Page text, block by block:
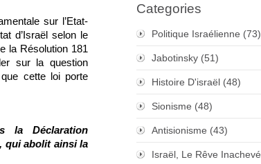
sur l’Etat-
d’Israël selon le
la Résolution 181
sur la question
cette loi porte
la Déclaration
qui abolit ainsi la
Categories
Politique Israélienne (73)
Jabotinsky (51)
Histoire D'israël (48)
Sionisme (48)
Antisionisme (43)
Israël, Le Rêve Inachevé